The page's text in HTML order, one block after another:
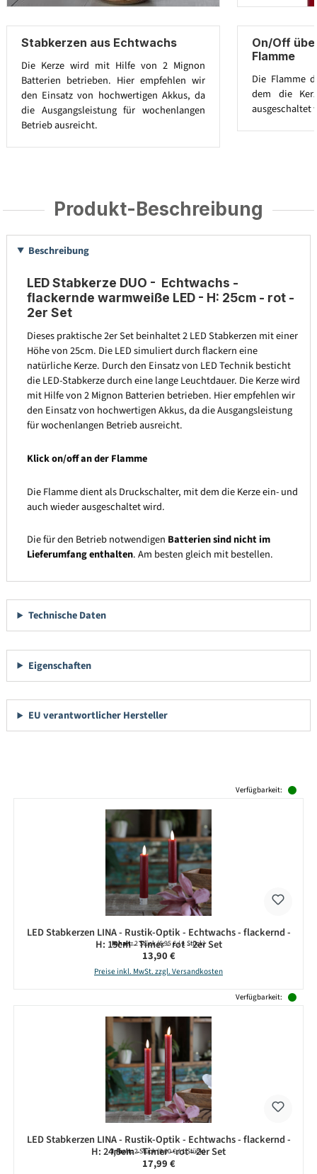
Stabkerzen aus Echtwachs
Die Kerze wird mit Hilfe von 2 Mignon
Batterien betrieben. Hier empfehlen wir
den Einsatz von hochwertigen Akkus, da
die Ausgangsleistung für wochenlangen
Betrieb ausreicht.
On/Off
Flamme
Die Flamme
dem die
ausgeschaltet
Produkt-Beschreibung
Beschreibung
LED Stabkerze DUO - Echtwachs -
flackernde warmweiße LED - H: 25cm - rot -
2er Set
Dieses praktische 2er Set beinhaltet 2 LED Stabkerzen mit einer
Höhe von 25cm. Die LED simuliert durch flackern eine
natürliche Kerze. Durch den Einsatz von LED Technik besticht
die LED-Stabkerze durch eine lange Leuchtdauer. Die Kerze wird
mit Hilfe von 2 Mignon Batterien betrieben. Hier empfehlen wir
den Einsatz von hochwertigen Akkus, da die Ausgangsleistung
für wochenlangen Betrieb ausreicht.
Klick on/off an der Flamme
Die Flamme dient als Druckschalter, mit dem die Kerze ein- und
auch wieder ausgeschaltet wird.
Die für den Betrieb notwendigen Batterien sind nicht im
Lieferumfang enthalten. Am besten gleich mit bestellen.
Technische Daten
Eigenschaften
EU verantwortlicher Hersteller
Verfügbarkeit:
LED Stabkerzen LINA - Rustik-Optik - Echtwachs - flackernd -
H: 15cm - Timer - rot - 2er Set
Inhalt:2 Stück(6,95 € / 1 Stück)
Regulärer Preis:
13,90 €
Preise inkl. MwSt. zzgl. Versandkosten
Verfügbarkeit:
LED Stabkerzen LINA - Rustik-Optik - Echtwachs - flackernd -
H: 24,5cm - Timer - rot - 2er Set
Inhalt:2 Stück(9,00 € / 1 Stück)
Regulärer Preis:
17,99 €